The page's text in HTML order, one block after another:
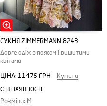
СУКНЯ ZIMMERMANN 8243
Довге одіж з поясом і вишитими
квітами
ЦІНА: 11475 ГРН Купити
Є В НАЯВНОСТІ
Розміри: M